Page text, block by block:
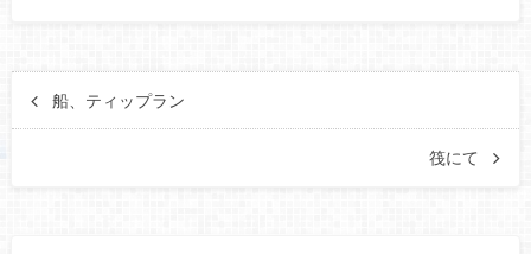
船、ティップラン
筏にて